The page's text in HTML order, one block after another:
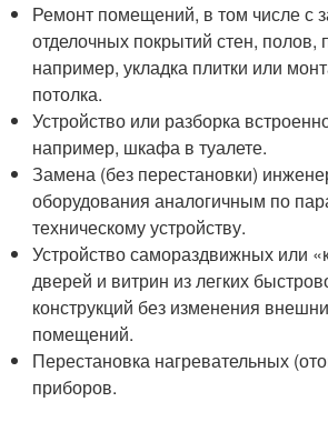
Ремонт помещений, в том числе с
отделочных покрытий стен, полов,
например, укладка плитки или
потолка.
Устройство или разборка
например, шкафа в туалете.
Замена (без перестановки)
оборудования аналогичным по
техническому устройству.
Устройство самораздвижных или
дверей и витрин из легких
конструкций без изменения
помещений.
Перестановка нагревательных
приборов.